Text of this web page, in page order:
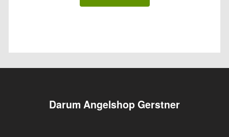
Darum Angelshop Gerstner